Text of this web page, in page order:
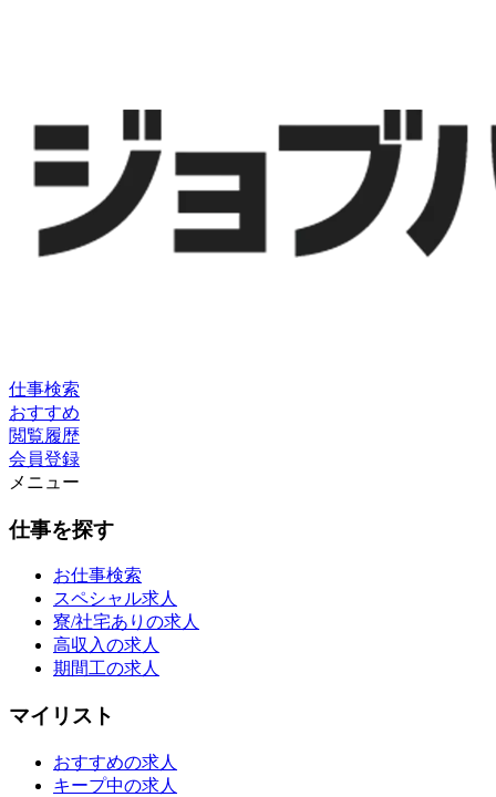
仕事検索
おすすめ
閲覧履歴
会員登録
メニュー
仕事を探す
お仕事検索
スペシャル求人
寮/社宅ありの求人
高収入の求人
期間工の求人
マイリスト
おすすめの求人
キープ中の求人